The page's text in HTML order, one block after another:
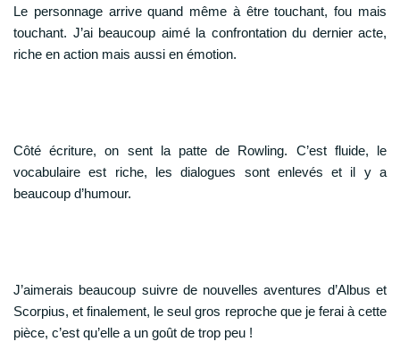
Le personnage arrive quand même à être touchant, fou mais
touchant. J’ai beaucoup aimé la confrontation du dernier acte,
riche en action mais aussi en émotion.
Côté écriture, on sent la patte de Rowling. C’est fluide, le
vocabulaire est riche, les dialogues sont enlevés et il y a
beaucoup d’humour.
J’aimerais beaucoup suivre de nouvelles aventures d’Albus et
Scorpius, et finalement, le seul gros reproche que je ferai à cette
pièce, c’est qu’elle a un goût de trop peu !